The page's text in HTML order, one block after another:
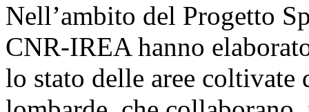
Nell’ambito del Progetto
CNR-IREA hanno
lo stato delle aree coltivate